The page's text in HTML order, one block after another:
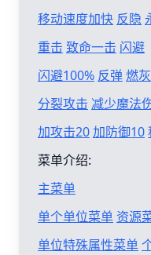
移动速度加快 反隐
重击 致命一击 闪避
闪避100% 反弹燃灰
分裂攻击 减少魔法
加攻击20加防御10
菜单介绍:
主菜单
单个单位菜单 资源
单位特殊属性菜单